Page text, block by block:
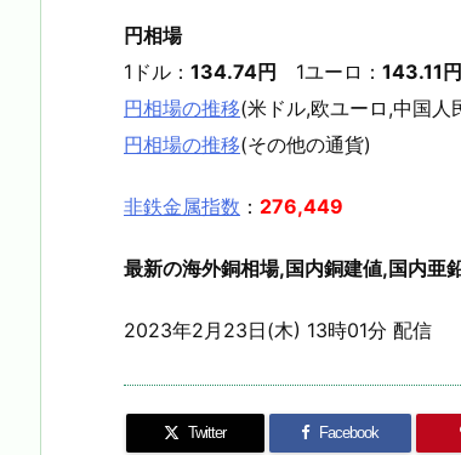
円相場
1ドル： 134.74円 1ユーロ： 143.11円
円相場の推移(米ドル,欧ユーロ,中国人
円相場の推移(その他の通貨)
非鉄金属指数 ： 276,449
最新の海外銅相場,国内銅建値,国内亜
2023年2月23日(木) 13時01分 配信
Twitter Facebook